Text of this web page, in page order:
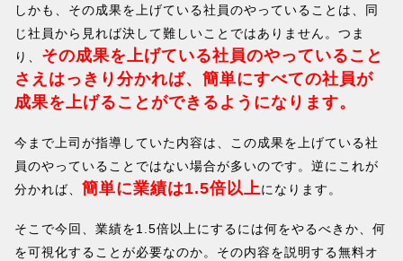
しかも、その成果を上げている社員のやっていることは、同
じ社員から見れば決して難しいことではありません。つま
り、 その成果を上げている社員のやっていること
さえはっきり分かれば、簡単にすべての社員が
成果を上げることができるようになります。
今まで上司が指導していた内容は、この成果を上げている社
員のやっていることではない場合が多いのです。逆にこれが
分かれば、 簡単に業績は1.5倍以上になります。
そこで今回、業績を1.5倍以上にするには何をやるべきか、何
を可視化することが必要なのか。その内容を説明する無料オ